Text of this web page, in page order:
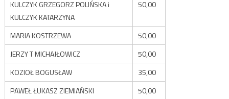
KULCZYK GRZEGORZ POLIŃSKA i
KULCZYK KATARZYNA
50,00
MARIA KOSTRZEWA
50,00
JERZY T MICHAJŁOWICZ
50,00
KOZIOŁ BOGUSŁAW
35,00
PAWEŁ ŁUKASZ ZIEMIAŃSKI
50,00